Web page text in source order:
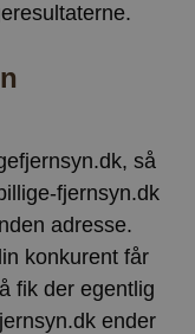
så
fjernsyn.dk
adresse.
konkurent får
fik der egentlig
ender